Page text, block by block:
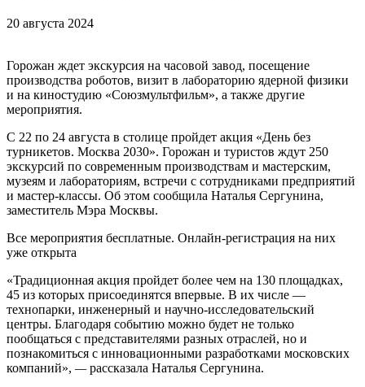
20 августа 2024
Горожан ждет экскурсия на часовой завод, посещение
производства роботов, визит в лабораторию ядерной физики
и на киностудию «Союзмультфильм», а также другие
мероприятия.
С 22 по 24 августа в столице пройдет акция «День без
турникетов. Москва 2030». Горожан и туристов ждут 250
экскурсий по современным производствам и мастерским,
музеям и лабораториям, встречи с сотрудниками предприятий
и мастер-классы. Об этом сообщила Наталья Сергунина,
заместитель Мэра Москвы.
Все мероприятия бесплатные. Онлайн-регистрация на них
уже открыта
«Традиционная акция пройдет более чем на 130 площадках,
45 из которых присоединятся впервые. В их числе —
технопарки, инженерный и научно-исследовательский
центры. Благодаря событию можно будет не только
пообщаться с представителями разных отраслей, но и
познакомиться с инновационными разработками московских
компаний», —рассказала Наталья Сергунина.